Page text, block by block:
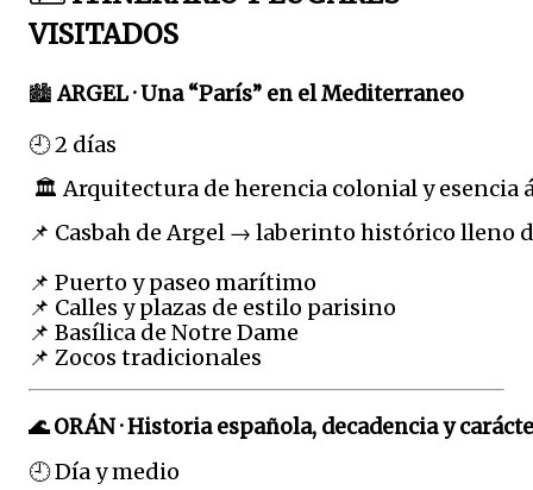
VISITADOS
🏙️ARGEL · Una “París” en el Mediterraneo
🕘 2 días
🏛️ Arquitectura de herencia colonial y esencia
📌 Casbah de Argel → laberinto histórico lleno
📌 Puerto y paseo marítimo
📌 Calles y plazas de estilo parisino
📌 Basílica de Notre Dame
📌 Zocos tradicionales
🌊 ORÁN · Historia española, decadencia y
🕘 Día y medio